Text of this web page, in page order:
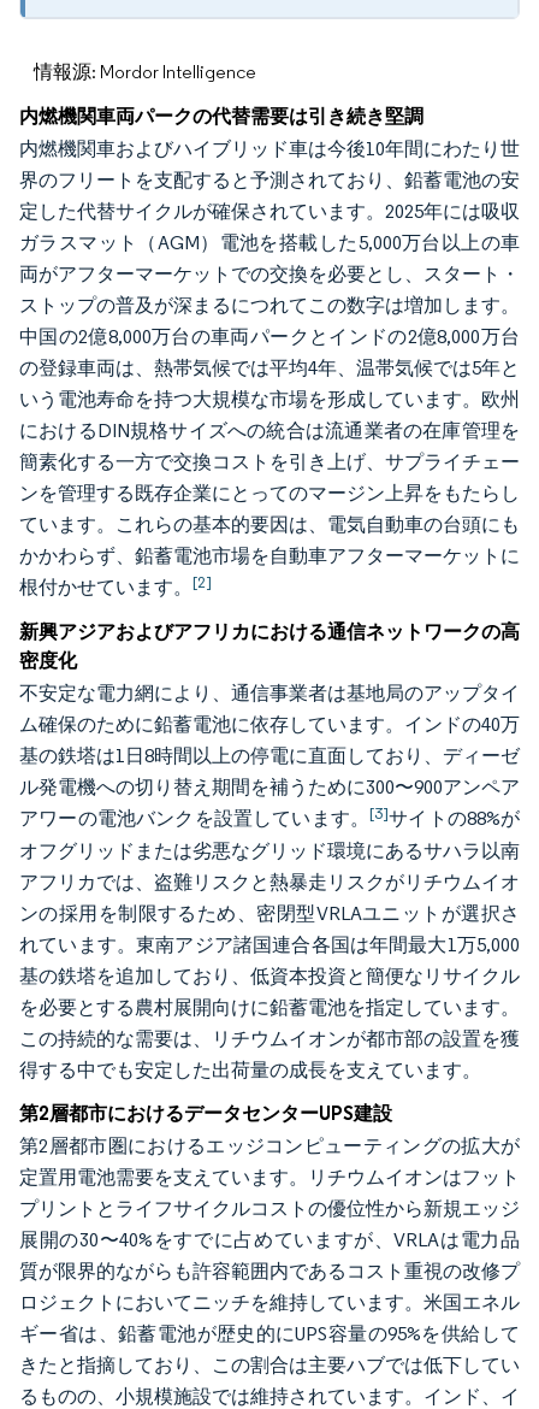
情報源: Mordor Intelligence
内燃機関車両パークの代替需要は引き続き堅調
内燃機関車およびハイブリッド車は今後10年間にわたり世
界のフリートを支配すると予測されており、鉛蓄電池の安
定した代替サイクルが確保されています。2025年には吸収
ガラスマット（AGM）電池を搭載した5,000万台以上の車
両がアフターマーケットでの交換を必要とし、スタート・
ストップの普及が深まるにつれてこの数字は増加します。
中国の2億8,000万台の車両パークとインドの2億8,000万台
の登録車両は、熱帯気候では平均4年、温帯気候では5年と
いう電池寿命を持つ大規模な市場を形成しています。欧州
におけるDIN規格サイズへの統合は流通業者の在庫管理を
簡素化する一方で交換コストを引き上げ、サプライチェー
ンを管理する既存企業にとってのマージン上昇をもたらし
ています。これらの基本的要因は、電気自動車の台頭にも
かかわらず、鉛蓄電池市場を自動車アフターマーケットに
根付かせています。 [2]
新興アジアおよびアフリカにおける通信ネットワークの高
密度化
不安定な電力網により、通信事業者は基地局のアップタイ
ム確保のために鉛蓄電池に依存しています。インドの40万
基の鉄塔は1日8時間以上の停電に直面しており、ディーゼ
ル発電機への切り替え期間を補うために300〜900アンペア
アワーの電池バンクを設置しています。 [3]サイトの88%が
オフグリッドまたは劣悪なグリッド環境にあるサハラ以南
アフリカでは、盗難リスクと熱暴走リスクがリチウムイオ
ンの採用を制限するため、密閉型VRLAユニットが選択さ
れています。東南アジア諸国連合各国は年間最大1万5,000
基の鉄塔を追加しており、低資本投資と簡便なリサイクル
を必要とする農村展開向けに鉛蓄電池を指定しています。
この持続的な需要は、リチウムイオンが都市部の設置を獲
得する中でも安定した出荷量の成長を支えています。
第2層都市におけるデータセンターUPS建設
第2層都市圏におけるエッジコンピューティングの拡大が
定置用電池需要を支えています。リチウムイオンはフット
プリントとライフサイクルコストの優位性から新規エッジ
展開の30〜40%をすでに占めていますが、VRLAは電力品
質が限界的ながらも許容範囲内であるコスト重視の改修プ
ロジェクトにおいてニッチを維持しています。米国エネル
ギー省は、鉛蓄電池が歴史的にUPS容量の95%を供給して
きたと指摘しており、この割合は主要ハブでは低下してい
るものの、小規模施設では維持されています。インド、イ